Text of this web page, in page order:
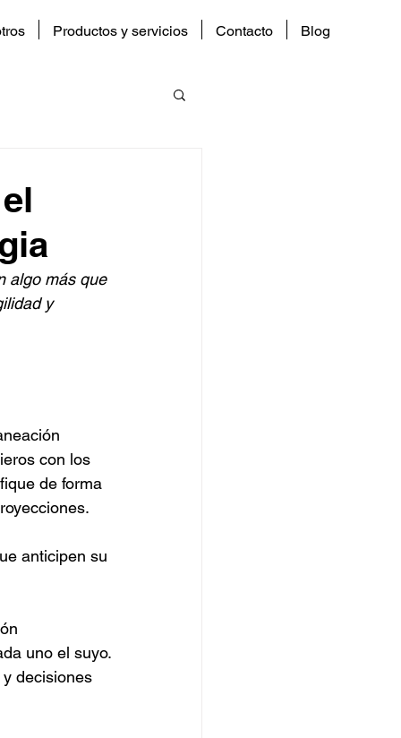
Productos y servicios Contacto Blog
algo más que
y
con los
de forma
anticipen su
uno el suyo.
decisiones